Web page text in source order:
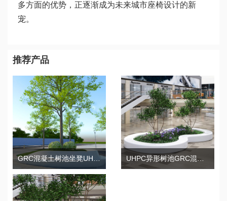
多方面的优势，正逐渐成为未来城市座椅设计的新
宠。
推荐产品
GRC混凝土树池坐凳UHPC花池异形花坛 UHPC异形树池GRC混凝土景观花池坐凳